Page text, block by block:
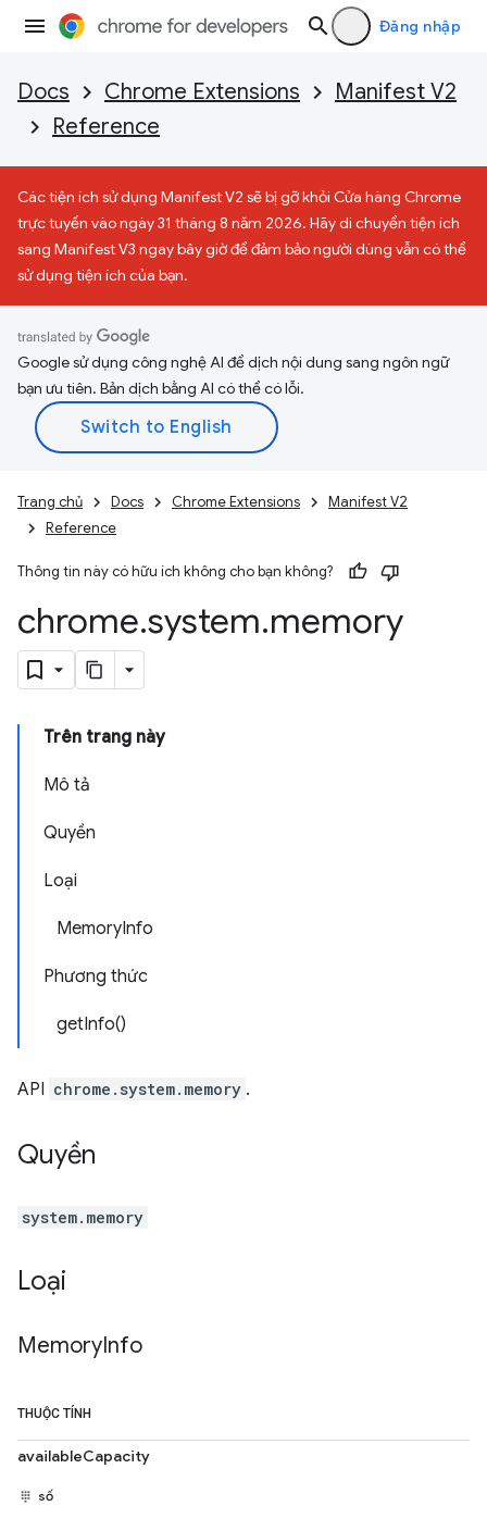
Đăng nhập
Docs Chrome Extensions
Manifest V2
Reference
Các tiện ích sử dụng Manifest V2 sẽ bị gỡ khỏi Cửa hàng Chrome
trực tuyến vào ngày 31 tháng 8 năm 2026. Hãy di chuyển tiện ích
sang Manifest V3 ngay bây giờ để đảm bảo người dùng vẫn có thể
sử dụng tiện ích của bạn.
Google sử dụng công nghệ AI để dịch nội dung sang ngôn ngữ
bạn ưu tiên. Bản dịch bằng AI có thể có lỗi.
Trang chủ Docs Chrome Extensions
Manifest V2
Reference
Thông tin này có hữu ích không cho bạn không?
chrome.system.memory
Trên trang này
Mô tả
Quyền
Loại
MemoryInfo
Phương thức
getInfo()
API chrome.system.memory .
Quyền
system.memory
Loại
MemoryInfo
THUỘC TÍNH
availableCapacity
số